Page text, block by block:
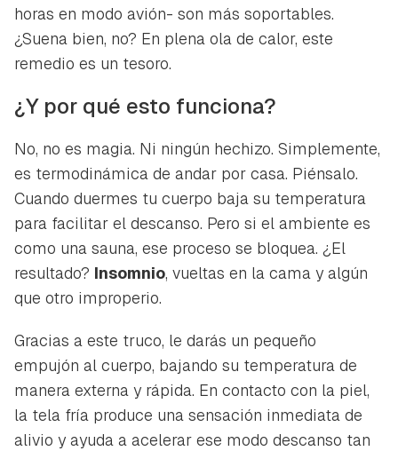
horas en modo avión- son más soportables.
¿Suena bien, no? En plena ola de calor, este
remedio es un tesoro.
¿Y por qué esto funciona?
No, no es magia. Ni ningún hechizo. Simplemente,
es termodinámica de andar por casa. Piénsalo.
Cuando duermes tu cuerpo baja su temperatura
para facilitar el descanso. Pero si el ambiente es
como una sauna, ese proceso se bloquea. ¿El
resultado? Insomnio, vueltas en la cama y algún
que otro improperio.
Gracias a este truco, le darás un pequeño
empujón al cuerpo, bajando su temperatura de
manera externa y rápida. En contacto con la piel,
la tela fría produce una sensación inmediata de
alivio y ayuda a acelerar ese modo descanso tan